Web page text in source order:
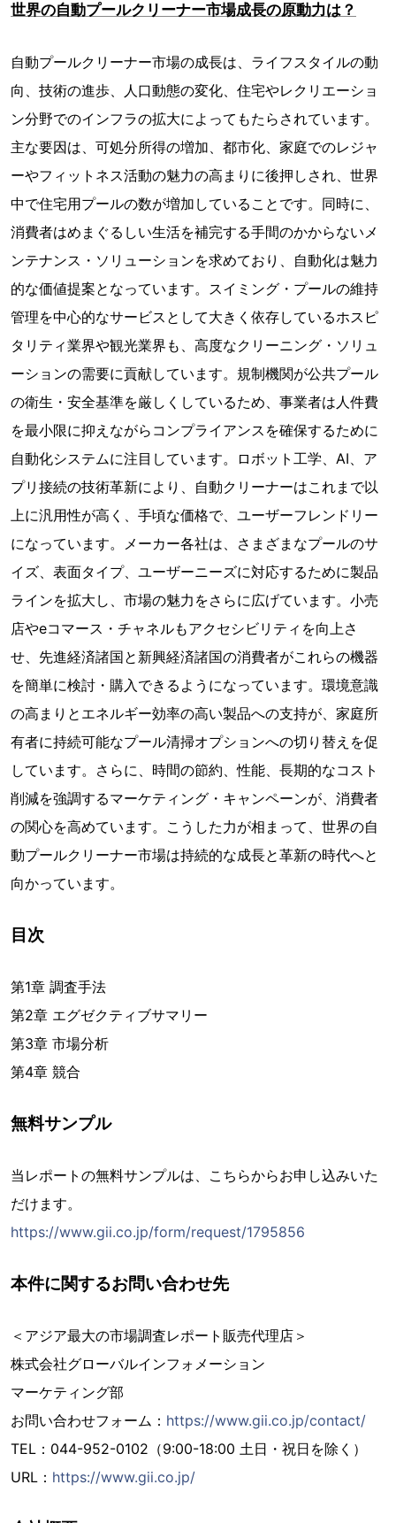
世界の自動プールクリーナー市場成長の原動力は？
自動プールクリーナー市場の成長は、ライフスタイルの動
向、技術の進歩、人口動態の変化、住宅やレクリエーショ
ン分野でのインフラの拡大によってもたらされています。
主な要因は、可処分所得の増加、都市化、家庭でのレジャ
ーやフィットネス活動の魅力の高まりに後押しされ、世界
中で住宅用プールの数が増加していることです。同時に、
消費者はめまぐるしい生活を補完する手間のかからないメ
ンテナンス・ソリューションを求めており、自動化は魅力
的な価値提案となっています。スイミング・プールの維持
管理を中心的なサービスとして大きく依存しているホスピ
タリティ業界や観光業界も、高度なクリーニング・ソリュ
ーションの需要に貢献しています。規制機関が公共プール
の衛生・安全基準を厳しくしているため、事業者は人件費
を最小限に抑えながらコンプライアンスを確保するために
自動化システムに注目しています。ロボット工学、AI、ア
プリ接続の技術革新により、自動クリーナーはこれまで以
上に汎用性が高く、手頃な価格で、ユーザーフレンドリー
になっています。メーカー各社は、さまざまなプールのサ
イズ、表面タイプ、ユーザーニーズに対応するために製品
ラインを拡大し、市場の魅力をさらに広げています。小売
店やeコマース・チャネルもアクセシビリティを向上さ
せ、先進経済諸国と新興経済諸国の消費者がこれらの機器
を簡単に検討・購入できるようになっています。環境意識
の高まりとエネルギー効率の高い製品への支持が、家庭所
有者に持続可能なプール清掃オプションへの切り替えを促
しています。さらに、時間の節約、性能、長期的なコスト
削減を強調するマーケティング・キャンペーンが、消費者
の関心を高めています。こうした力が相まって、世界の自
動プールクリーナー市場は持続的な成長と革新の時代へと
向かっています。
目次
第1章 調査手法
第2章 エグゼクティブサマリー
第3章 市場分析
第4章 競合
無料サンプル
当レポートの無料サンプルは、こちらからお申し込みいた
だけます。
https://www.gii.co.jp/form/request/1795856
本件に関するお問い合わせ先
＜アジア最大の市場調査レポート販売代理店＞
株式会社グローバルインフォメーション
マーケティング部
お問い合わせフォーム： https://www.gii.co.jp/contact/
TEL：044-952-0102（9:00-18:00 土日・祝日を除く）
URL： https://www.gii.co.jp/